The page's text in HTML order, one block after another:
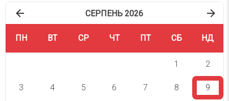
СЕРПЕНЬ 2026
ПН ВТ СР ЧТ ПТ СБ НД
1 2
3 4 5 6 7 8 9